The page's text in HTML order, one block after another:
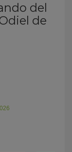
del
de